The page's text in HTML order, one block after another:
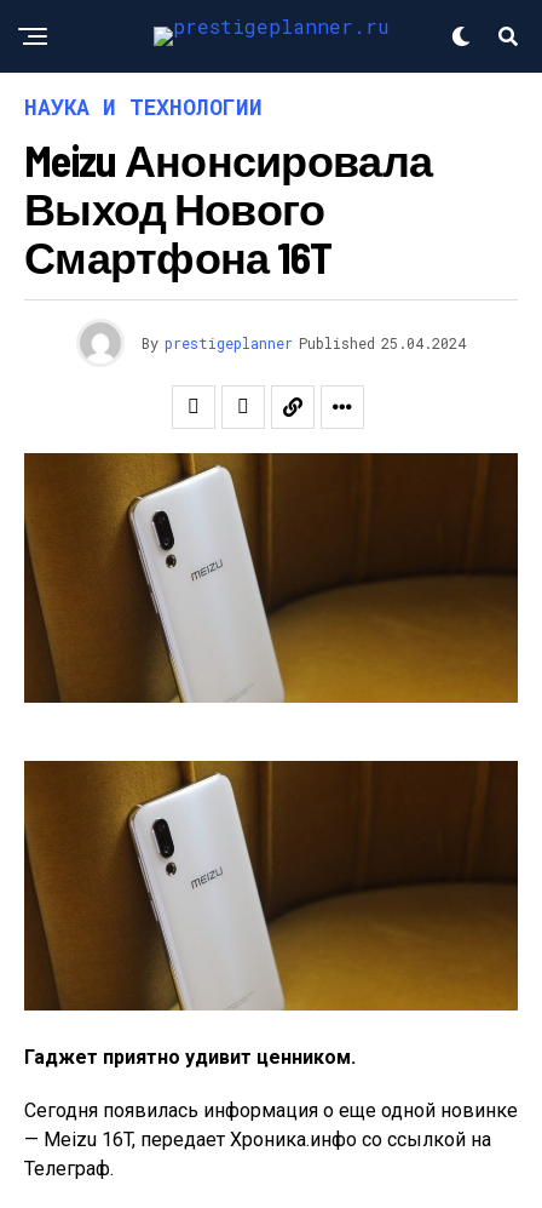
НАУКА И ТЕХНОЛОГИИ
Meizu Анонсировала
Выход Нового
Смартфона 16T
By prestigeplanner Published 25.04.2024
Гаджет приятно удивит ценником.
Сегодня появилась информация о еще одной новинке
— Meizu 16T, передает Хроника.инфо со ссылкой на
Телеграф.